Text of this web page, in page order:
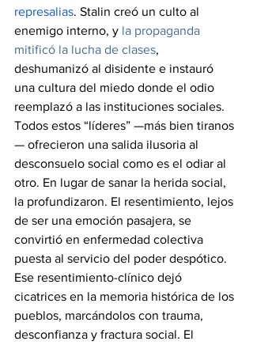
represalias. Stalin creó un culto al
enemigo interno, y la propaganda
mitificó la lucha de clases,
deshumanizó al disidente e instauró
una cultura del miedo donde el odio
reemplazó a las instituciones sociales.
Todos estos “líderes” —más bien tiranos
— ofrecieron una salida ilusoria al
desconsuelo social como es el odiar al
otro. En lugar de sanar la herida social,
la profundizaron. El resentimiento, lejos
de ser una emoción pasajera, se
convirtió en enfermedad colectiva
puesta al servicio del poder despótico.
Ese resentimiento-clínico dejó
cicatrices en la memoria histórica de los
pueblos, marcándolos con trauma,
desconfianza y fractura social. El